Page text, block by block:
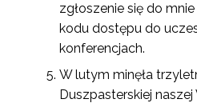
zgłoszenie się do
kodu dostępu do
konferencjach.
W lutym minęła
Duszpasterskiej